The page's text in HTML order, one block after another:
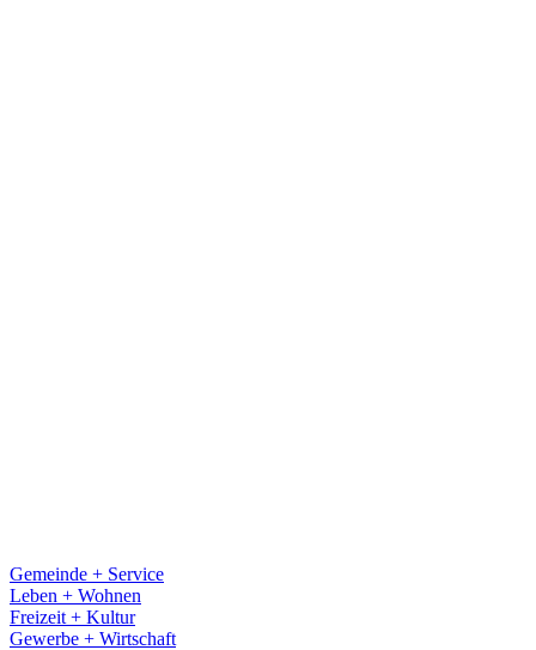
Gemeinde + Service
Leben + Wohnen
Freizeit + Kultur
Gewerbe + Wirtschaft